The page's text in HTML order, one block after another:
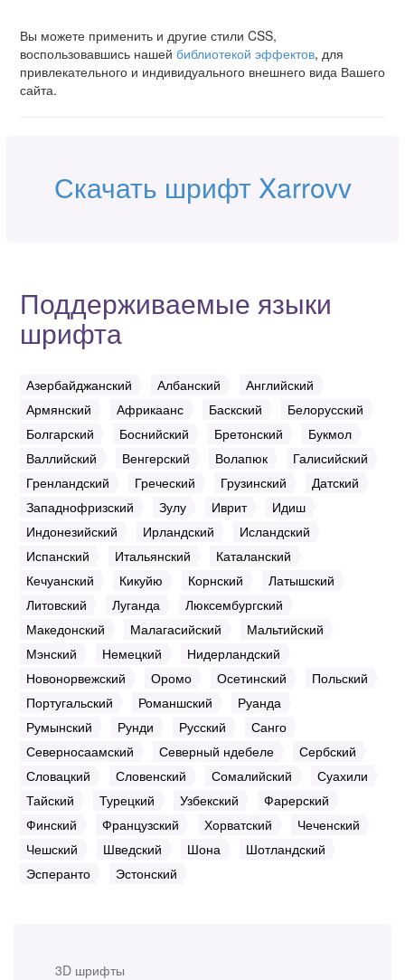
3D шрифты
Вы можете применить и другие стили CSS,
воспользовавшись нашей библиотекой эффектов, для
привлекательного и индивидуального внешнего вида Вашего
сайта.
Скачать шрифт Xarrovv
Поддерживаемые языки
шрифта
Азербайджанский Албанский
Английский
Армянский
Африкаанс Баскский
Белорусский
Болгарский
Боснийский Бретонский
Букмол
Валлийский
Венгерский Волапюк
Галисийский
Гренландский
Греческий Грузинский
Датский
Западнофризский
Зулу Иврит
Идиш
Индонезийский
Ирландский
Исландский
Испанский
Итальянский
Каталанский
Кечуанский
Кикуйю Корнский
Латышский
Литовский
Луганда
Люксембургский
Македонский
Малагасийский
Мальтийский
Мэнский
Немецкий
Нидерландский
Новонорвежский
Оромо Осетинский
Польский
Португальский
Романшский
Руанда
Румынский
Рунди Русский
Санго
Северносаамский
Северный ндебеле
Сербский
Словацкий
Словенский Сомалийский
Суахили
Тайский
Турецкий Узбекский
Фарерский
Финский
Французский Хорватский
Чеченский
Чешский
Шведский Шона
Шотландский
Эсперанто
Эстонский